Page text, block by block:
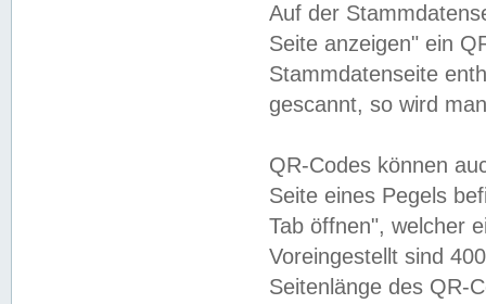
Auf der
Seite anzeigen" ein
Stammdatenseite
gescannt, so wird
QR-Codes können
Seite eines Pegels
Tab öffnen", welcher
Voreingestellt sind
Seitenlänge des QR-